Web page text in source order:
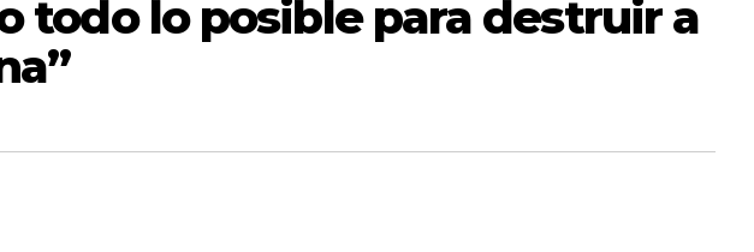
todo lo posible para destruir a